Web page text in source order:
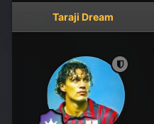
Taraji Dream